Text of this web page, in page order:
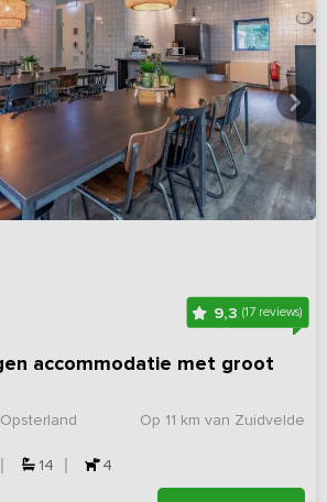
9,3(17 reviews)
accommodatie met groot
Op 11 km van Zuidvelde
14 4